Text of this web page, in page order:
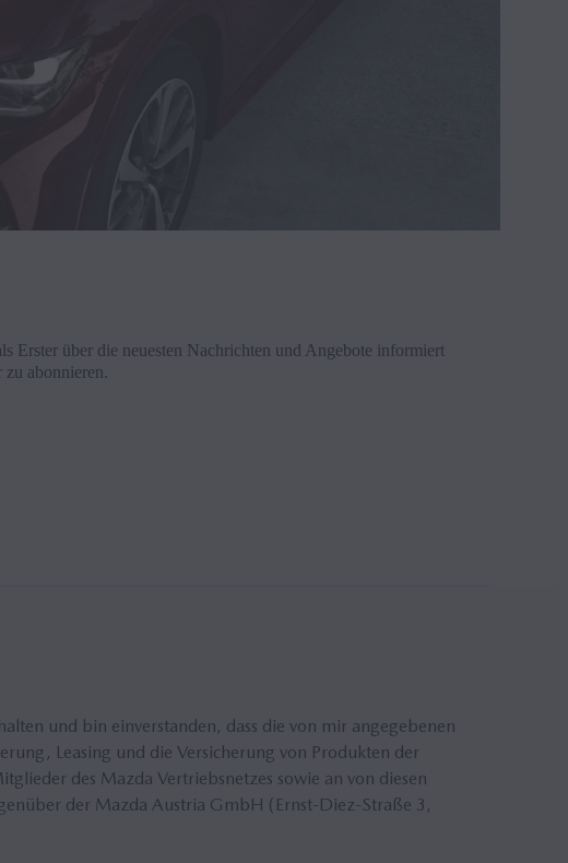
Erster über die neuesten Nachrichten und Angebote informiert
abonnieren.
und bin einverstanden, dass die von mir angegebenen
Leasing und die Versicherung von Produkten der
des Mazda Vertriebsnetzes sowie an von diesen
der Mazda Austria GmbH (Ernst-Diez-Straße 3,